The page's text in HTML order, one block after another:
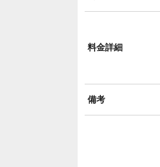
料金詳細
備考